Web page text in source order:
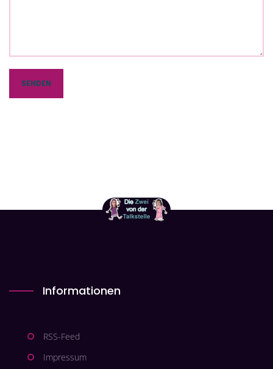
Informationen
RSS-Feed
Impressum